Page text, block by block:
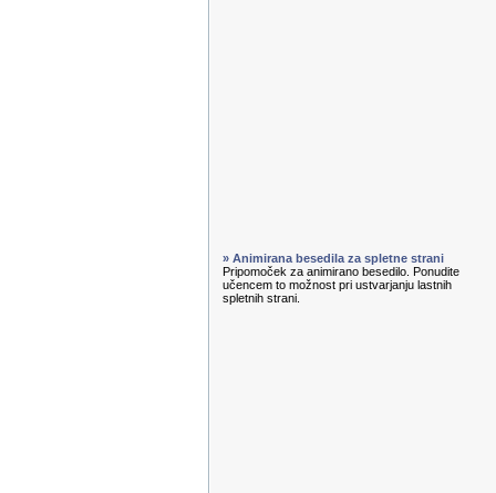
» Animirana besedila za spletne strani
Pripomoček za animirano besedilo. Ponudite
učencem to možnost pri ustvarjanju lastnih
spletnih strani.